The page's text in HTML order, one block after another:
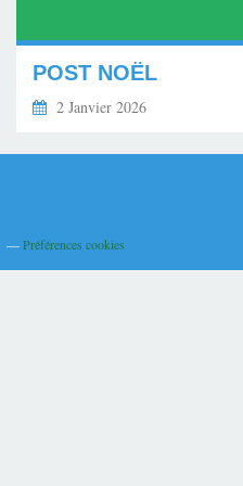
POST NOËL
2 Janvier 2026
Préférences cookies